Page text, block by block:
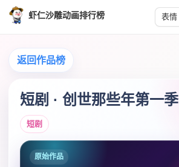
虾仁沙雕动画排行榜 表情
返回作品榜
短剧 · 创世那些年第一季
短剧
原始作品